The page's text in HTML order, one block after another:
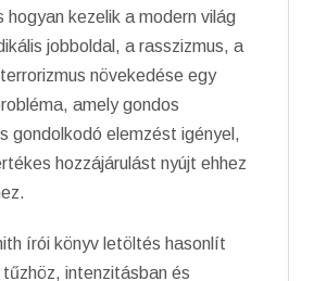
hogyan kezelik a modern világ
jobboldal, a rasszizmus, a
növekedése egy
amely gondos
gondolkodó elemzést igényel,
hozzájárulást nyújt ehhez
írói könyv letöltés hasonlít
intenzitásban és